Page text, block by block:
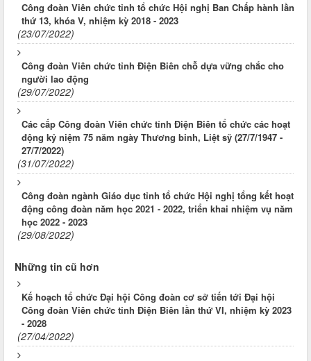
Công đoàn Viên chức tỉnh tổ chức Hội nghị Ban Chấp hành lần
thứ 13, khóa V, nhiệm kỳ 2018 - 2023
(23/07/2022)
Công đoàn Viên chức tỉnh Điện Biên chỗ dựa vững chắc cho
người lao động
(29/07/2022)
Các cấp Công đoàn Viên chức tỉnh Điện Biên tổ chức các hoạt
động kỷ niệm 75 năm ngày Thương binh, Liệt sỹ (27/7/1947 -
27/7/2022)
(31/07/2022)
Công đoàn ngành Giáo dục tỉnh tổ chức Hội nghị tổng kết hoạt
động công đoàn năm học 2021 - 2022, triển khai nhiệm vụ năm
học 2022 - 2023
(29/08/2022)
Những tin cũ hơn
Kế hoạch tổ chức Đại hội Công đoàn cơ sở tiến tới Đại hội
Công đoàn Viên chức tỉnh Điện Biên lần thứ VI, nhiệm kỳ 2023
- 2028
(27/04/2022)